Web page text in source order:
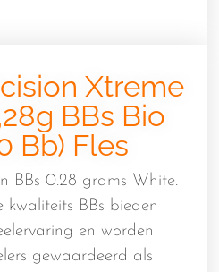
Xtreme
BBs Bio
Bb) Fles
BBs 0.28 grams White.
kwaliteits BBs bieden
en worden
gewaardeerd als